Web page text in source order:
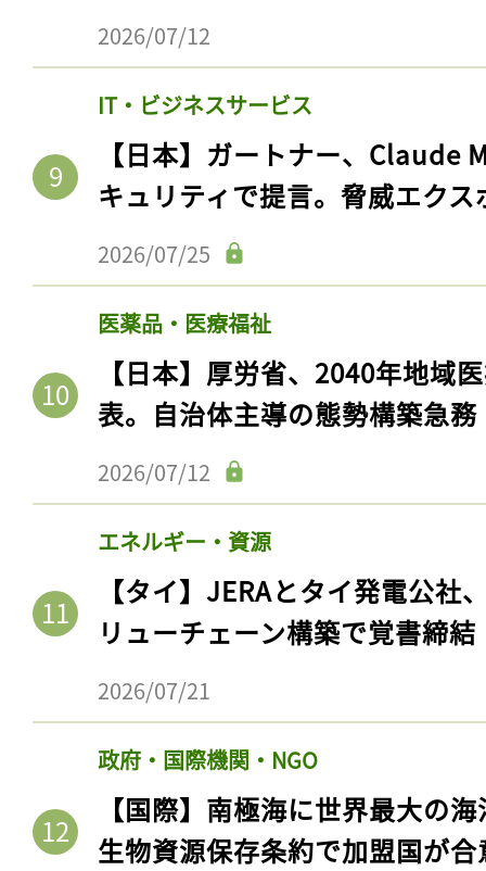
2026/07/12
IT・ビジネスサービス
【日本】ガートナー、Claude
キュリティで提言。脅威エク
2026/07/25
医薬品・医療福祉
【日本】厚労省、2040年地域
表。自治体主導の態勢構築急務
2026/07/12
エネルギー・資源
【タイ】JERAとタイ発電公社
リューチェーン構築で覚書締結
2026/07/21
政府・国際機関・NGO
【国際】南極海に世界最大の
生物資源保存条約で加盟国が合
記事をお気に入りに
ログインが必